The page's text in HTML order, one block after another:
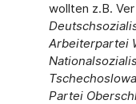
wollten z.B.
Arbeiterpartei
Partei